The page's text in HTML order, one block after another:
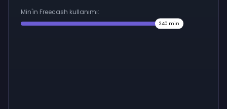
Min'in Freecash kullanımı:
240 min